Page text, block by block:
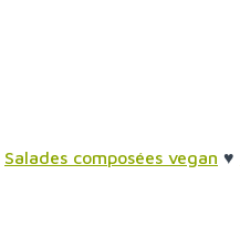
Salades composées vegan ♥